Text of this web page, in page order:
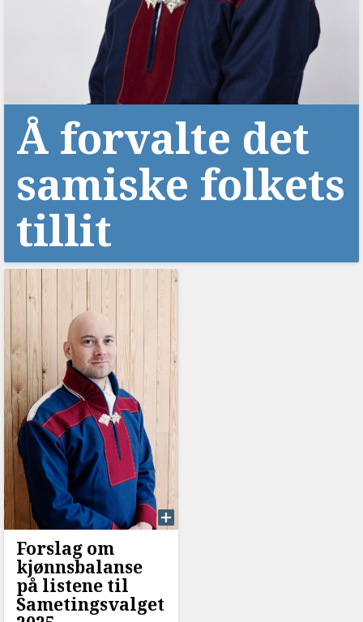
Å forvalte det
samiske folkets
tillit
Forslag om
kjønnsbalanse
på listene til
Sametingsvalget